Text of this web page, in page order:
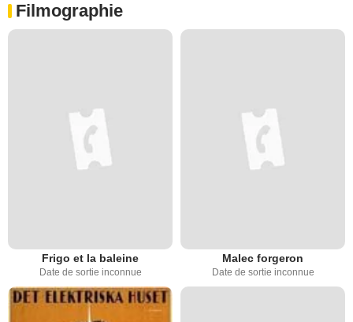
Filmographie
Frigo et la baleine
Date de sortie inconnue
Malec forgeron
Date de sortie inconnue